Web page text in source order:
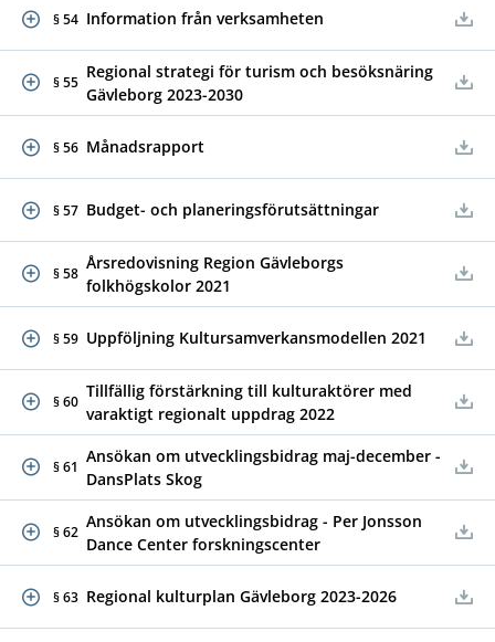
§ 54 Information från verksamheten
§ 55
Regional strategi för turism och besöksnäring
Gävleborg 2023-2030
§ 56 Månadsrapport
§ 57 Budget- och planeringsförutsättningar
§ 58
Årsredovisning Region Gävleborgs
folkhögskolor 2021
§ 59 Uppföljning Kultursamverkansmodellen 2021
§ 60
Tillfällig förstärkning till kulturaktörer med
varaktigt regionalt uppdrag 2022
§ 61
Ansökan om utvecklingsbidrag maj-december -
DansPlats Skog
§ 62
Ansökan om utvecklingsbidrag - Per Jonsson
Dance Center forskningscenter
§ 63 Regional kulturplan Gävleborg 2023-2026